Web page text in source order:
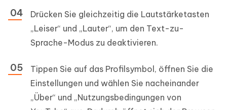
Drücken Sie gleichzeitig die Lautstärketasten
„Leiser“ und „Lauter“, um den Text-zu-
Sprache-Modus zu deaktivieren.
Tippen Sie auf das Profilsymbol, öffnen Sie die
Einstellungen und wählen Sie nacheinander
„Über“ und „Nutzungsbedingungen von